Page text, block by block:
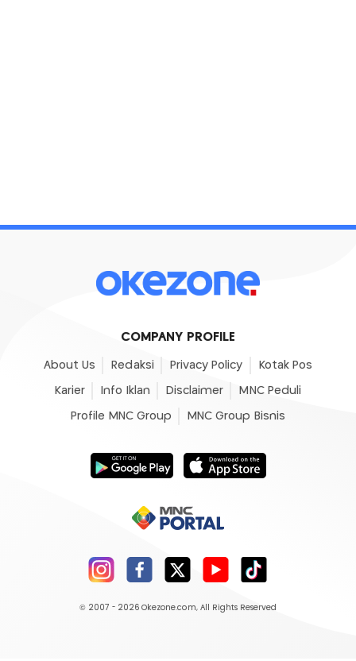
COMPANY PROFILE
About Us Redaksi Privacy Policy Kotak Pos
Karier Info Iklan Disclaimer MNC Peduli
Profile MNC Group MNC Group Bisnis
© 2007 - 2026 Okezone.com, All Rights Reserved